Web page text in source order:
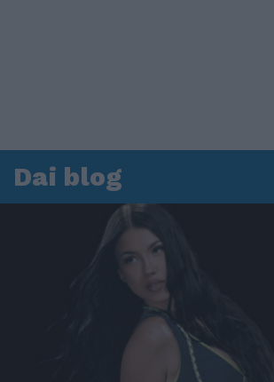
Dai blog